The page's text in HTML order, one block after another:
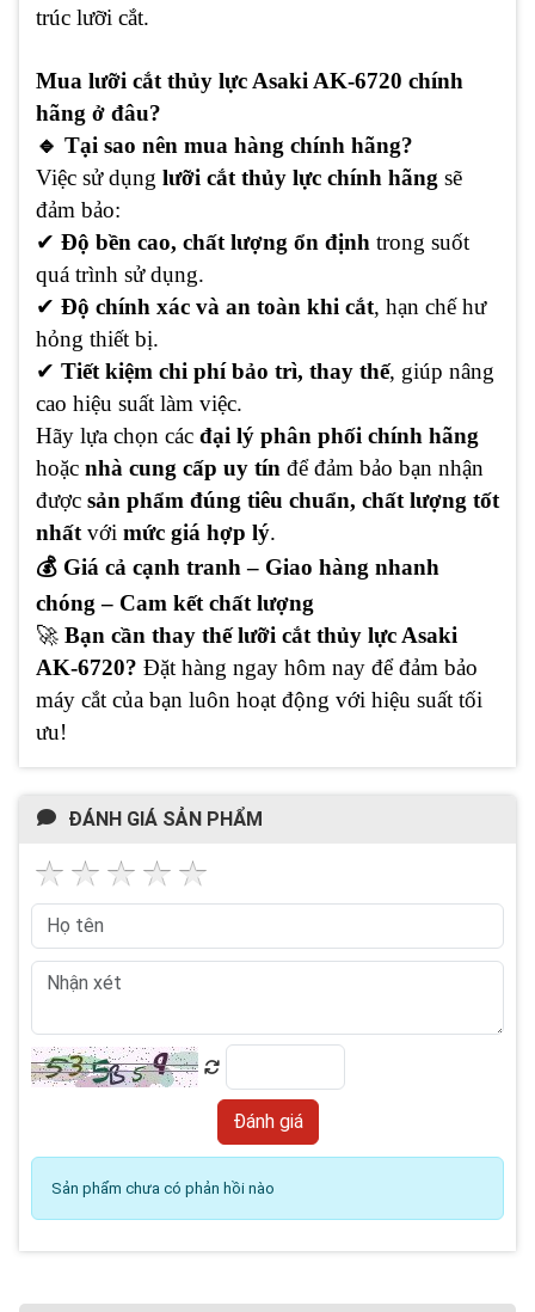
trúc lưỡi cắt.
Mua lưỡi cắt thủy lực Asaki AK-6720 chính
hãng ở đâu?
🔹 Tại sao nên mua hàng chính hãng?
Việc sử dụng lưỡi cắt thủy lực chính hãng sẽ
đảm bảo:
✔ Độ bền cao, chất lượng ổn định trong suốt
quá trình sử dụng.
✔ Độ chính xác và an toàn khi cắt, hạn chế hư
hỏng thiết bị.
✔ Tiết kiệm chi phí bảo trì, thay thế, giúp nâng
cao hiệu suất làm việc.
Hãy lựa chọn các đại lý phân phối chính hãng
hoặc nhà cung cấp uy tín để đảm bảo bạn nhận
được sản phẩm đúng tiêu chuẩn, chất lượng tốt
nhấtvới mức giá hợp lý.
💰 Giá cả cạnh tranh – Giao hàng nhanh
chóng – Cam kết chất lượng
🚀 Bạn cần thay thế lưỡi cắt thủy lực Asaki
AK-6720? Đặt hàng ngay hôm nay để đảm bảo
máy cắt của bạn luôn hoạt động với hiệu suất tối
ưu!
ĐÁNH GIÁ SẢN PHẨM
Sản phẩm chưa có phản hồi nào